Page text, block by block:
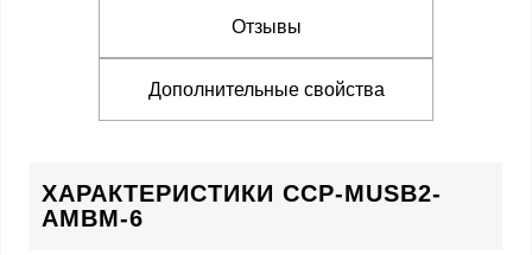
Отзывы
Дополнительные свойства
ХАРАКТЕРИСТИКИ CCP-MUSB2-
AMBM-6